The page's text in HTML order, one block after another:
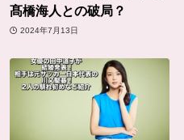
髙橋海人との破局？
2024年7月13日